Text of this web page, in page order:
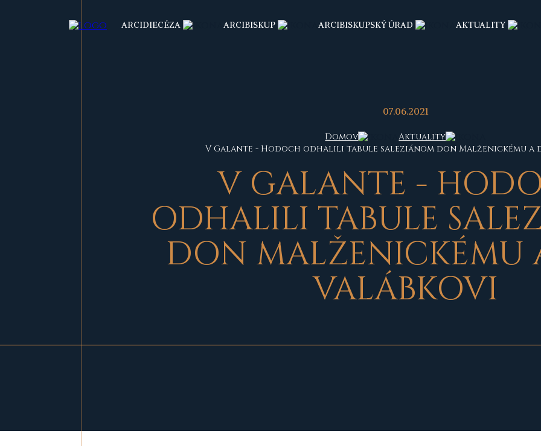
ARCIDIECÉZA ARCIBISKUP ARCIBISKUPSKÝ ÚRAD AKTUALITY
07.06.2021
Domov
Aktuality
V Galante - Hodoch odhalili tabule saleziánom don Malženickému a
V GALANTE -
ODHALILI TABULE
DON MALŽENICKÉMU
VALÁBKOVI